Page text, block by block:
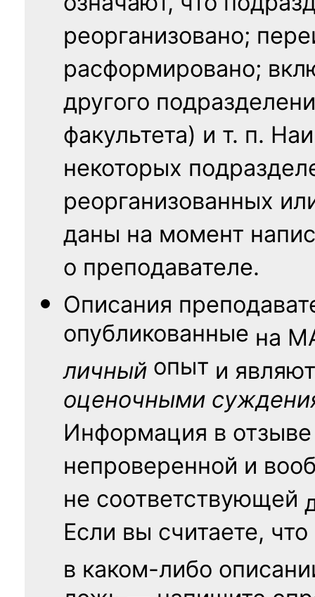
реорганизовано;
расформировано;
другого
факультета) и т. п.
некоторых
реорганизованных
даны на момент
о преподавателе.
Описания
опубликованные на
личный опыт и
оценочными
Информация в
непроверенной и
не соответствующей
Если вы считаете, что
в каком-либо